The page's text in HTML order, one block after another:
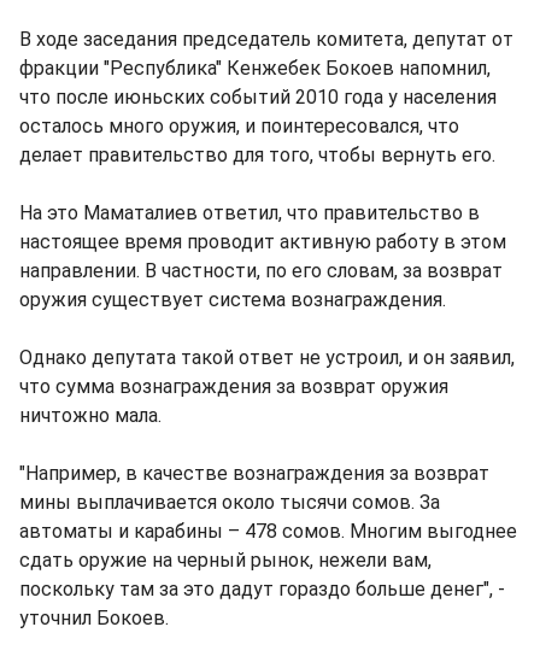
В ходе заседания председатель комитета, депутат от
фракции "Республика" Кенжебек Бокоев напомнил,
что после июньских событий 2010 года у населения
осталось много оружия, и поинтересовался, что
делает правительство для того, чтобы вернуть его.
На это Маматалиев ответил, что правительство в
настоящее время проводит активную работу в этом
направлении. В частности, по его словам, за возврат
оружия существует система вознаграждения.
Однако депутата такой ответ не устроил, и он заявил,
что сумма вознаграждения за возврат оружия
ничтожно мала.
"Например, в качестве вознаграждения за возврат
мины выплачивается около тысячи сомов. За
автоматы и карабины – 478 сомов. Многим выгоднее
сдать оружие на черный рынок, нежели вам,
поскольку там за это дадут гораздо больше денег", -
уточнил Бокоев.